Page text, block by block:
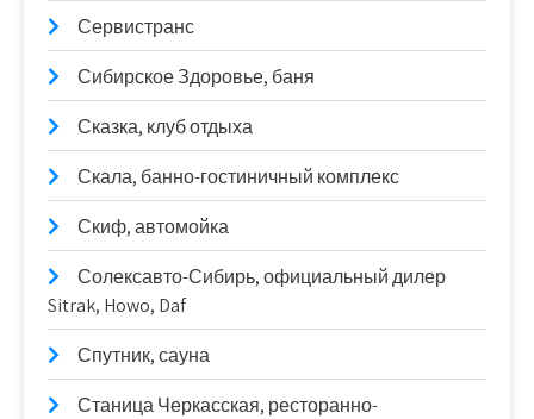
Сервистранс
Сибирское Здоровье, баня
Сказка, клуб отдыха
Скала, банно-гостиничный комплекс
Скиф, автомойка
Солексавто-Сибирь, официальный дилер
Sitrak, Howo, Daf
Спутник, сауна
Станица Черкасская, ресторанно-